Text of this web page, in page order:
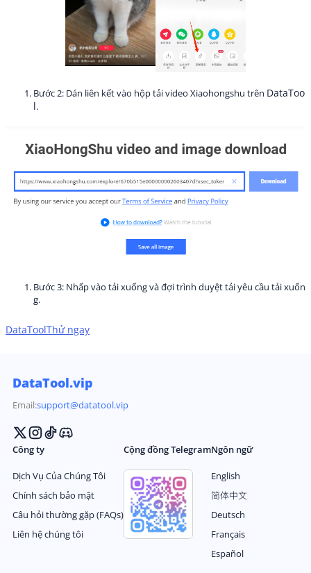
Bước 2: Dán liên kết vào hộp tải video Xiaohongshu trên DataToo
l.
Bước 3: Nhấp vào tải xuống và đợi trình duyệt tải yêu cầu tải xuốn
g.
DataToolThử ngay
DataTool.vip
Email:support@datatool.vip
Công ty
Dịch Vụ Của Chúng Tôi
Chính sách bảo mật
Câu hỏi thường gặp (FAQs)
Liên hệ chúng tôi
Cộng đồng TelegramNgôn ngữ
English
简体中文
Deutsch
Français
Español